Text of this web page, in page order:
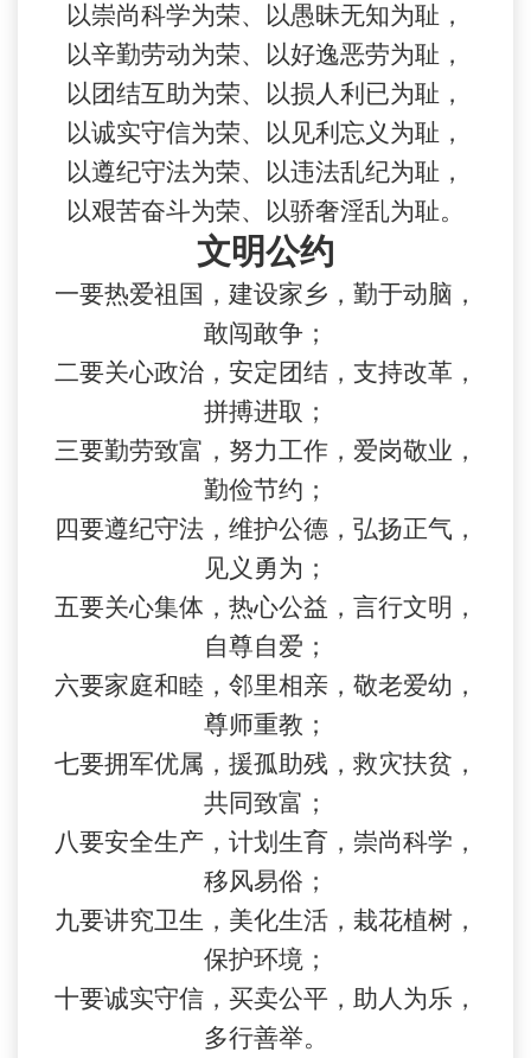
以崇尚科学为荣、以愚昧无知为耻，
以辛勤劳动为荣、以好逸恶劳为耻，
以团结互助为荣、以损人利已为耻，
以诚实守信为荣、以见利忘义为耻，
以遵纪守法为荣、以违法乱纪为耻，
以艰苦奋斗为荣、以骄奢淫乱为耻。
文明公约
一要热爱祖国，建设家乡，勤于动脑，
敢闯敢争；
二要关心政治，安定团结，支持改革，
拼搏进取；
三要勤劳致富，努力工作，爱岗敬业，
勤俭节约；
四要遵纪守法，维护公德，弘扬正气，
见义勇为；
五要关心集体，热心公益，言行文明，
自尊自爱；
六要家庭和睦，邻里相亲，敬老爱幼，
尊师重教；
七要拥军优属，援孤助残，救灾扶贫，
共同致富；
八要安全生产，计划生育，崇尚科学，
移风易俗；
九要讲究卫生，美化生活，栽花植树，
保护环境；
十要诚实守信，买卖公平，助人为乐，
多行善举。